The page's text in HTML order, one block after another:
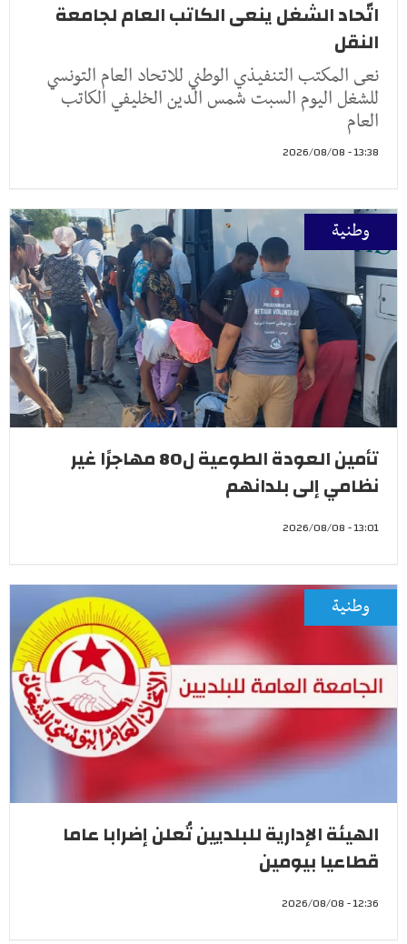
اتّحاد الشغل ينعى الكاتب العام لجامعة
النقل
نعى المكتب التنفيذي الوطني للاتحاد العام التونسي
للشغل اليوم السبت شمس الدين الخليفي الكاتب
العام
13:38 - 2026/08/08
وطنية
تأمين العودة الطوعية ل80 مهاجرًا غير
نظامي إلى بلدانهم
13:01 - 2026/08/08
وطنية
الهيئة الإدارية للبلديين تُعلن إضرابا عاما
قطاعيا بيومين
12:36 - 2026/08/08